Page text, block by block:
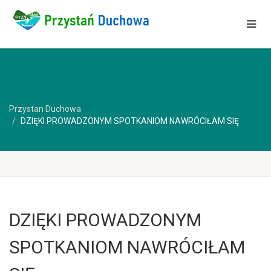
Przystan Duchowa
DZIĘKI PROWADZONYM SPOTKANIOM NAWRÓCIŁAM SIĘ
DZIĘKI PROWADZONYM
SPOTKANIOM NAWRÓCIŁAM